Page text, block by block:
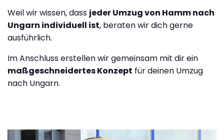
Weil wir wissen, dass jeder Umzug von Hamm nach
Ungarn individuell ist, beraten wir dich gerne
ausführlich.
Im Anschluss erstellen wir gemeinsam mit dir ein
maßgeschneidertes Konzept für deinen Umzug
nach Ungarn.